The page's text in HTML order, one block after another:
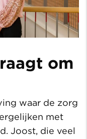
om
waar de zorg
met
Joost, die veel